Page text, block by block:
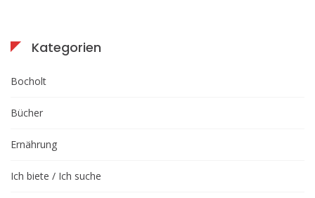
Kategorien
Bocholt
Bücher
Ernährung
Ich biete / Ich suche